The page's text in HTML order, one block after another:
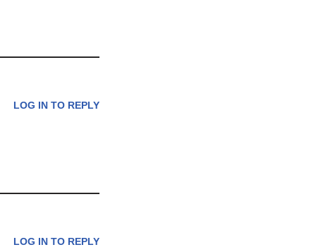
LOG IN TO REPLY
LOG IN TO REPLY